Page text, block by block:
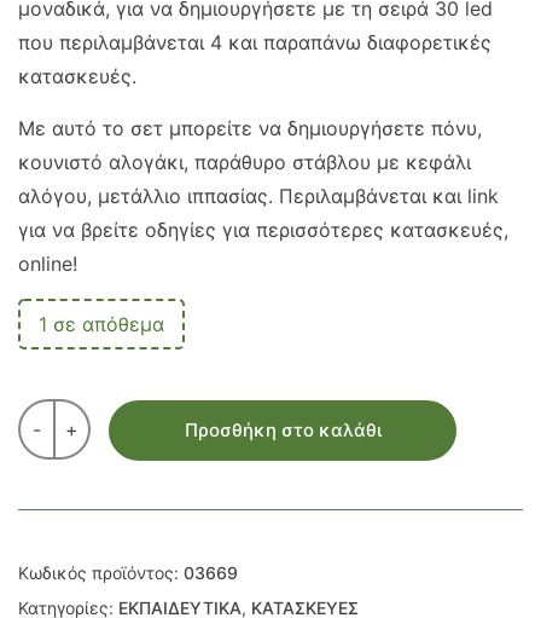
€26.00.
μοναδικά, για να δημιουργήσετε με τη σειρά 30 led
που περιλαμβάνεται 4 και παραπάνω διαφορετικές
κατασκευές.
Με αυτό το σετ μπορείτε να δημιουργήσετε πόνυ,
κουνιστό αλογάκι, παράθυρο στάβλου με κεφάλι
αλόγου, μετάλλιο ιππασίας. Περιλαμβάνεται και link
για να βρείτε οδηγίες για περισσότερες κατασκευές,
online!
1 σε απόθεμα
- + Προσθήκη στο καλάθι
Κωδικός προϊόντος: 03669
Κατηγορίες: ΕΚΠΑΙΔΕΥΤΙΚΑ, ΚΑΤΑΣΚΕΥΕΣ